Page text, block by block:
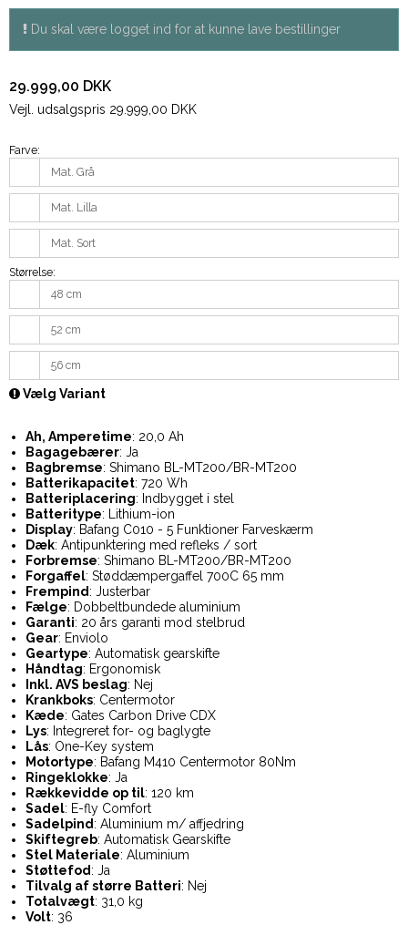
Du skal være logget ind for at kunne lave bestillinger
29.999,00 DKK
Vejl. udsalgspris 29.999,00 DKK
Farve:
Mat. Grå
Mat. Lilla
Mat. Sort
Størrelse:
48 cm
52 cm
56 cm
Vælg Variant
Ah, Amperetime: 20,0 Ah
Bagagebærer: Ja
Bagbremse: Shimano BL-MT200/BR-MT200
Batterikapacitet: 720 Wh
Batteriplacering: Indbygget i stel
Batteritype: Lithium-ion
Display: Bafang C010 - 5 Funktioner Farveskærm
Dæk: Antipunktering med refleks / sort
Forbremse: Shimano BL-MT200/BR-MT200
Forgaffel: Støddæmpergaffel 700C 65 mm
Frempind: Justerbar
Fælge: Dobbeltbundede aluminium
Garanti: 20 års garanti mod stelbrud
Gear: Enviolo
Geartype: Automatisk gearskifte
Håndtag: Ergonomisk
Inkl. AVS beslag: Nej
Krankboks: Centermotor
Kæde: Gates Carbon Drive CDX
Lys: Integreret for- og baglygte
Lås: One-Key system
Motortype: Bafang M410 Centermotor 80Nm
Ringeklokke: Ja
Rækkevidde op til: 120 km
Sadel: E-fly Comfort
Sadelpind: Aluminium m/ affjedring
Skiftegreb: Automatisk Gearskifte
Stel Materiale: Aluminium
Støttefod: Ja
Tilvalg af større Batteri: Nej
Totalvægt: 31,0 kg
Volt: 36